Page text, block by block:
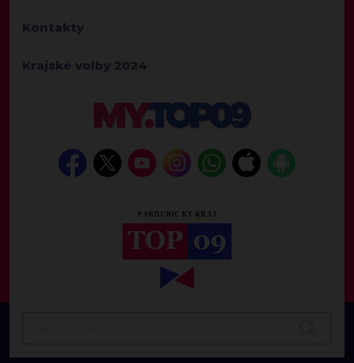
Kontakty
Krajské volby 2024